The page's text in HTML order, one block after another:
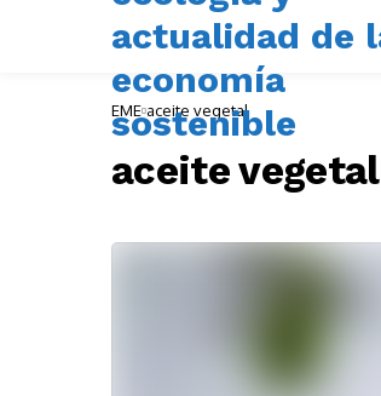
EME aceite vegetal
aceite vegetal